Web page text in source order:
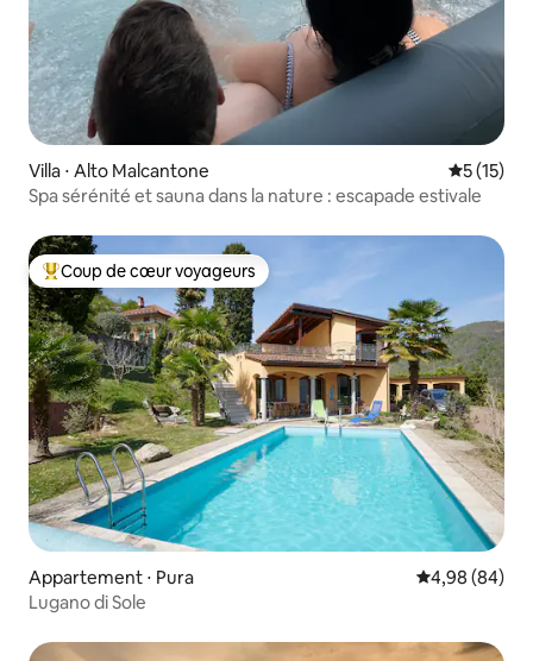
Villa ⋅ Alto Malcantone
5 (15)
Spa sérénité et sauna dans la nature : escapade estivale
Coups de cœur voyageurs les plus appréciés
Coup de cœur voyageurs
Appartement ⋅ Pura Évaluation
4,98 (84)
Lugano di Sole